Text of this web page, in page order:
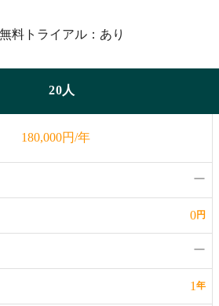
無料トライアル：あり
20人
180,000円/年
ー
0円
ー
1 年